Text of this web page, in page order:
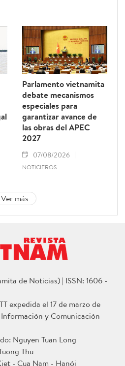
Parlamento vietnamita
debate mecanismos
especiales para
garantizar avance de
las obras del APEC
2027
07/08/2026
NOTICIEROS
Ver más
de Noticias) | ISSN: 1606 -
expedida el 17 de marzo de
y Comunicación
Nguyen Tuan Long
Thu
- Cua Nam - Hanói